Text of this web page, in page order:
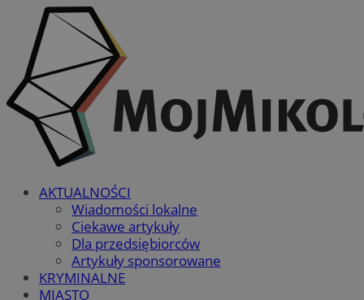
AKTUALNOŚCI
Wiadomości lokalne
Ciekawe artykuły
Dla przedsiębiorców
Artykuły sponsorowane
KRYMINALNE
MIASTO